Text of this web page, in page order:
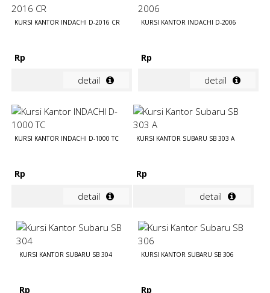
KURSI KANTOR INDACHI D-2016 CR
Rp
detail
KURSI KANTOR INDACHI D-2006
Rp
detail
KURSI KANTOR INDACHI D-1000 TC
Rp
detail
KURSI KANTOR SUBARU SB 303 A
Rp
detail
KURSI KANTOR SUBARU SB 304
Rp
KURSI KANTOR SUBARU SB 306
Rp